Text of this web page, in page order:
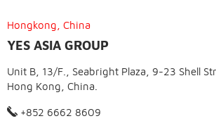
Hongkong, China
YES ASIA GROUP
Unit B, 13/F., Seabright Plaza, 9-23 Shell
Hong Kong, China.
+852 6662 8609